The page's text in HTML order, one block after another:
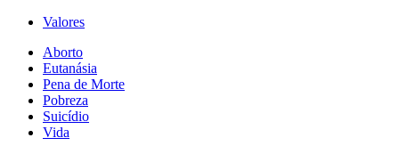
Valores
Aborto
Eutanásia
Pena de Morte
Pobreza
Suicídio
Vida